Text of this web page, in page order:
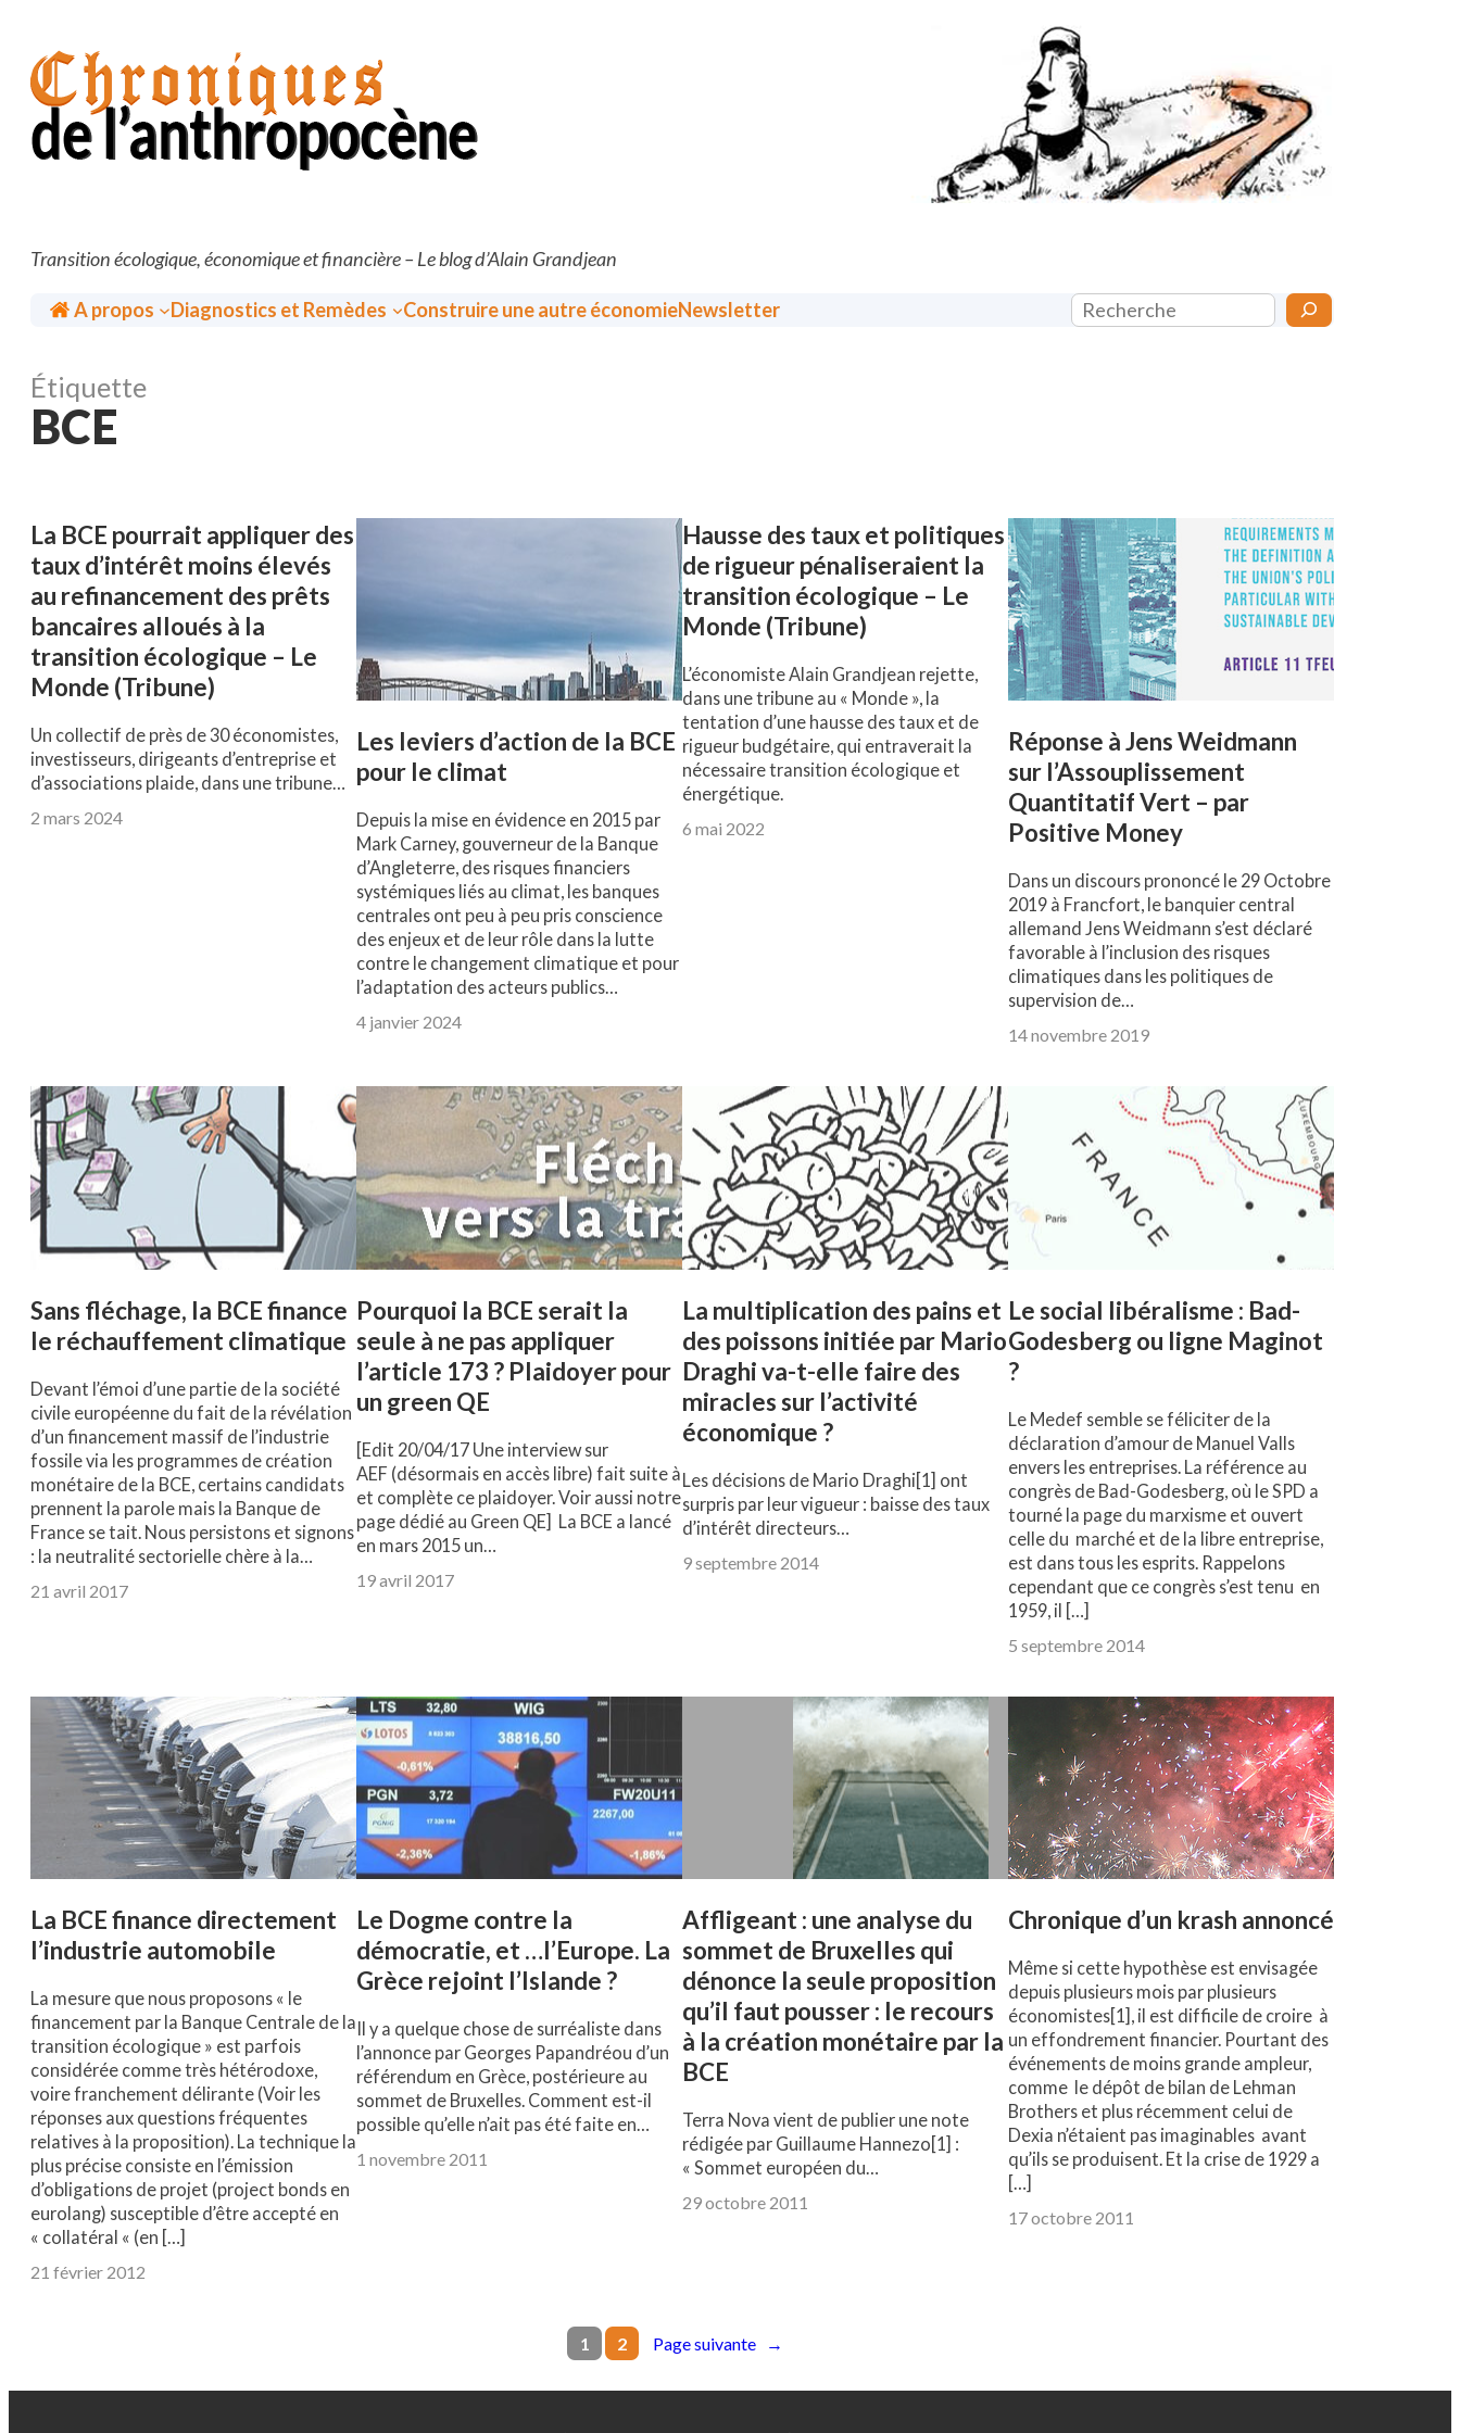
contenu
Transition écologique, économique et financière – Le blog d’Alain Grandjean
Accueil
A propos Diagnostics et Remèdes Construire une autre économieNewsletter Rechercher
Étiquette
BCE
La BCE pourrait appliquer des
taux d’intérêt moins élevés
au refinancement des prêts
bancaires alloués à la
transition écologique – Le
Monde (Tribune)
Un collectif de près de 30 économistes,
investisseurs, dirigeants d’entreprise et
d’associations plaide, dans une tribune…
2 mars 2024
Les leviers d’action de la BCE
pour le climat
Depuis la mise en évidence en 2015 par
Mark Carney, gouverneur de la Banque
d’Angleterre, des risques financiers
systémiques liés au climat, les banques
centrales ont peu à peu pris conscience
des enjeux et de leur rôle dans la lutte
contre le changement climatique et pour
l’adaptation des acteurs publics…
4 janvier 2024
Hausse des taux et politiques
de rigueur pénaliseraient la
transition écologique – Le
Monde (Tribune)
L’économiste Alain Grandjean rejette,
dans une tribune au « Monde », la
tentation d’une hausse des taux et de
rigueur budgétaire, qui entraverait la
nécessaire transition écologique et
énergétique.
6 mai 2022
Réponse à Jens Weidmann
sur l’Assouplissement
Quantitatif Vert – par
Positive Money
Dans un discours prononcé le 29 Octobre
2019 à Francfort, le banquier central
allemand Jens Weidmann s’est déclaré
favorable à l’inclusion des risques
climatiques dans les politiques de
supervision de…
14 novembre 2019
Sans fléchage, la BCE finance
le réchauffement climatique
Devant l’émoi d’une partie de la société
civile européenne du fait de la révélation
d’un financement massif de l’industrie
fossile via les programmes de création
monétaire de la BCE, certains candidats
prennent la parole mais la Banque de
France se tait. Nous persistons et signons
: la neutralité sectorielle chère à la…
21 avril 2017
Pourquoi la BCE serait la
seule à ne pas appliquer
l’article 173 ? Plaidoyer pour
un green QE
[Edit 20/04/17 Une interview sur
AEF (désormais en accès libre) fait suite à
et complète ce plaidoyer. Voir aussi notre
page dédié au Green QE] La BCE a lancé
en mars 2015 un…
19 avril 2017
La multiplication des pains et
des poissons initiée par Mario
Draghi va-t-elle faire des
miracles sur l’activité
économique ?
Les décisions de Mario Draghi[1] ont
surpris par leur vigueur : baisse des taux
d’intérêt directeurs…
9 septembre 2014
Le social libéralisme : Bad-
Godesberg ou ligne Maginot
?
Le Medef semble se féliciter de la
déclaration d’amour de Manuel Valls
envers les entreprises. La référence au
congrès de Bad-Godesberg, où le SPD a
tourné la page du marxisme et ouvert
celle du marché et de la libre entreprise,
est dans tous les esprits. Rappelons
cependant que ce congrès s’est tenu en
1959, il […]
5 septembre 2014
La BCE finance directement
l’industrie automobile
La mesure que nous proposons « le
financement par la Banque Centrale de la
transition écologique » est parfois
considérée comme très hétérodoxe,
voire franchement délirante (Voir les
réponses aux questions fréquentes
relatives à la proposition). La technique la
plus précise consiste en l’émission
d’obligations de projet (project bonds en
eurolang) susceptible d’être accepté en
« collatéral « (en […]
21 février 2012
Le Dogme contre la
démocratie, et …l’Europe. La
Grèce rejoint l’Islande ?
Il y a quelque chose de surréaliste dans
l’annonce par Georges Papandréou d’un
référendum en Grèce, postérieure au
sommet de Bruxelles. Comment est-il
possible qu’elle n’ait pas été faite en…
1 novembre 2011
Affligeant : une analyse du
sommet de Bruxelles qui
dénonce la seule proposition
qu’il faut pousser : le recours
à la création monétaire par la
BCE
Terra Nova vient de publier une note
rédigée par Guillaume Hannezo[1] :
« Sommet européen du…
29 octobre 2011
Chronique d’un krash annoncé
Même si cette hypothèse est envisagée
depuis plusieurs mois par plusieurs
économistes[1], il est difficile de croire à
un effondrement financier. Pourtant des
événements de moins grande ampleur,
comme le dépôt de bilan de Lehman
Brothers et plus récemment celui de
Dexia n’étaient pas imaginables avant
qu’ils se produisent. Et la crise de 1929 a
[…]
17 octobre 2011
1 2 Page suivante →